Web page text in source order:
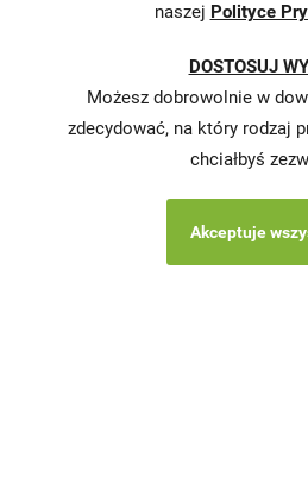
Karty
naszej Polityce
DOSTOSUJ
Możesz dobrowolnie w
zdecydować, na który rodzaj
chciałbyś
Akceptuje